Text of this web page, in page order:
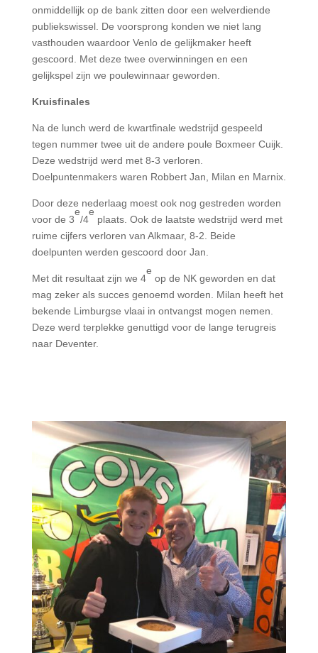
onmiddellijk op de bank zitten door een welverdiende
publiekswissel. De voorsprong konden we niet lang
vasthouden waardoor Venlo de gelijkmaker heeft
gescoord. Met deze twee overwinningen en een
gelijkspel zijn we poulewinnaar geworden.
Kruisfinales
Na de lunch werd de kwartfinale wedstrijd gespeeld
tegen nummer twee uit de andere poule Boxmeer Cuijk.
Deze wedstrijd werd met 8-3 verloren.
Doelpuntenmakers waren Robbert Jan, Milan en Marnix.
Door deze nederlaag moest ook nog gestreden worden
voor de 3
e
/4
e
plaats. Ook de laatste wedstrijd werd met
ruime cijfers verloren van Alkmaar, 8-2. Beide
doelpunten werden gescoord door Jan.
Met dit resultaat zijn we 4
e
op de NK geworden en dat
mag zeker als succes genoemd worden. Milan heeft het
bekende Limburgse vlaai in ontvangst mogen nemen.
Deze werd terplekke genuttigd voor de lange terugreis
naar Deventer.